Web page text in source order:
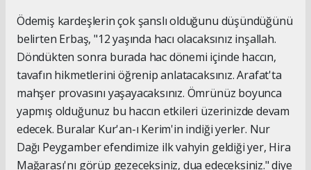
Ödemiş kardeşlerin çok şanslı olduğunu düşündüğünü
belirten Erbaş, "12 yaşında hacı olacaksınız inşallah.
Döndükten sonra burada hac dönemi içinde haccın,
tavafın hikmetlerini öğrenip anlatacaksınız. Arafat'ta
mahşer provasını yaşayacaksınız. Ömrünüz boyunca
yapmış olduğunuz bu haccın etkileri üzerinizde devam
edecek. Buralar Kur'an-ı Kerim'in indiği yerler. Nur
Dağı Peygamber efendimize ilk vahyin geldiği yer, Hira
Mağarası'nı görüp gezeceksiniz, dua edeceksiniz." diye